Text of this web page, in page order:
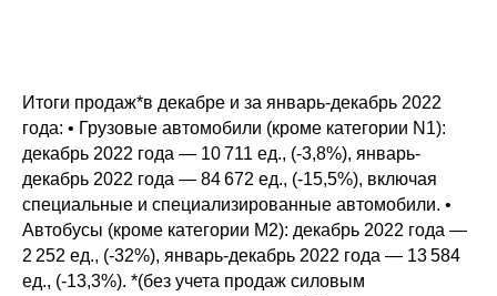
Итоги продаж*в декабре и за январь-декабрь 2022
года: • Грузовые автомобили (кроме категории N1):
декабрь 2022 года — 10 711 ед., (-3,8%), январь-
декабрь 2022 года — 84 672 ед., (-15,5%), включая
специальные и специализированные автомобили. •
Автобусы (кроме категории М2): декабрь 2022 года —
2 252 ед., (-32%), январь-декабрь 2022 года — 13 584
ед., (-13,3%). *(без учета продаж силовым